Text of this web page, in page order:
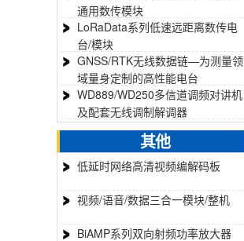
通用数传模块
LoRaData系列低速远距离数传电
台/模块
GNSS/RTK无线数据链—为测量领
域量身定制的高性能电台
WD889/WD250多信道调频对讲机
及配套无线调制解调器
其他
低延时网络高清视频编解码板
视频/语音/数据三合一模块/整机
BiAMP系列双向射频功率放大器